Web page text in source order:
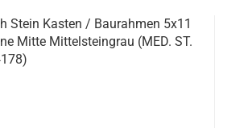
Stein Kasten / Baurahmen 5x11
Mitte Mittelsteingrau (MED. ST.